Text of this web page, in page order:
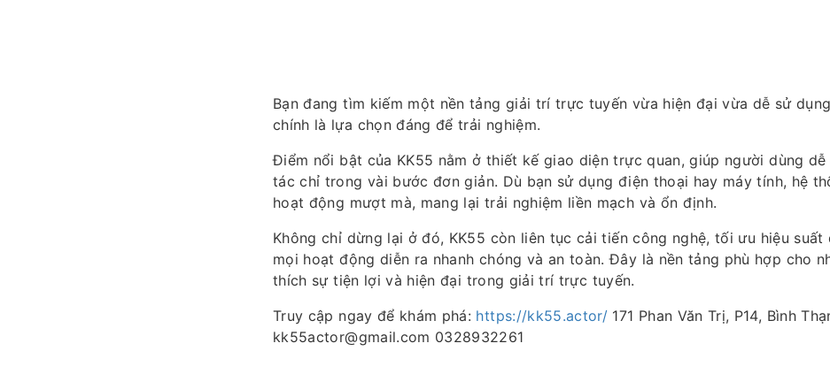
Bạn đang tìm kiếm một nền tảng giải trí trực tuyến vừa hiện đại vừa dễ sử
chính là lựa chọn đáng để trải nghiệm.
Điểm nổi bật của KK55 nằm ở thiết kế giao diện trực quan, giúp người dùng dễ
tác chỉ trong vài bước đơn giản. Dù bạn sử dụng điện thoại hay máy tính, hệ
hoạt động mượt mà, mang lại trải nghiệm liền mạch và ổn định.
Không chỉ dừng lại ở đó, KK55 còn liên tục cải tiến công nghệ, tối ưu hiệu suất
mọi hoạt động diễn ra nhanh chóng và an toàn. Đây là nền tảng phù hợp cho
thích sự tiện lợi và hiện đại trong giải trí trực tuyến.
Truy cập ngay để khám phá: https://kk55.actor/ 171 Phan Văn Trị, P14, Bình
kk55actor@gmail.com 0328932261